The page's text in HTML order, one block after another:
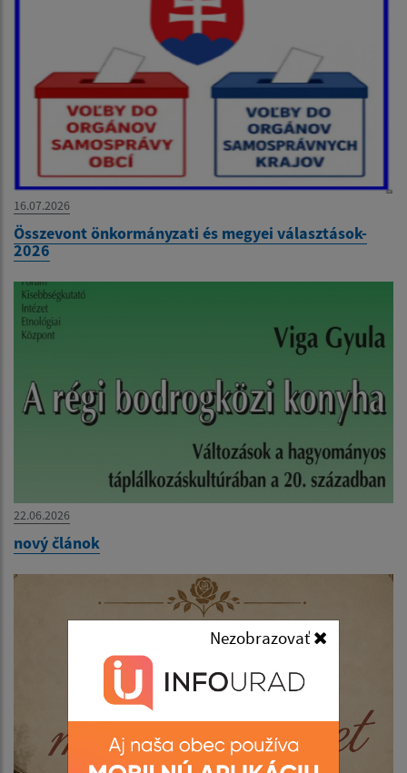
16.07.2026
Összevont önkormányzati és megyei választások-
2026
22.06.2026
nový článok
Nezobrazovať